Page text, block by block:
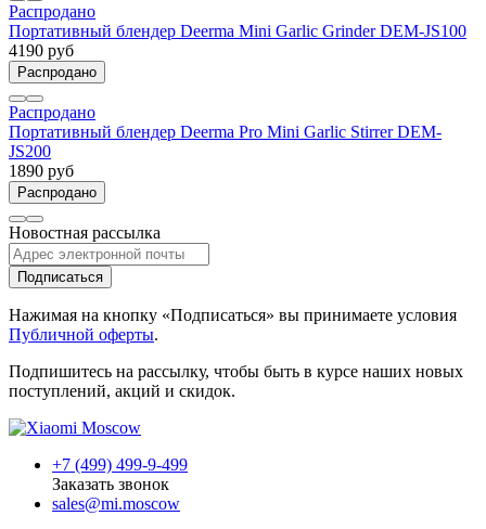
Распродано
Портативный блендер Deerma Mini Garlic Grinder DEM-JS100
4190 руб
Распродано
Распродано
Портативный блендер Deerma Pro Mini Garlic Stirrer DEM-
JS200
1890 руб
Распродано
Новостная рассылка
Подписаться
Нажимая на кнопку «Подписаться» вы принимаете условия
Публичной оферты.
Подпишитесь на рассылку, чтобы быть в курсе наших новых
поступлений, акций и скидок.
+7 (499) 499-9-499
Заказать звонок
sales@mi.moscow